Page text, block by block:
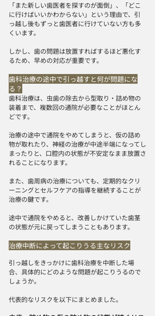
「また新しい歯医者を探すのが面倒」、「どこ
に行けばいいかわからない」という理由で、引
っ越し後もずっと歯医者に行けていない方も多
くいます。
しかし、歯の問題は放置すればするほど悪化す
るため、早めの対応が重要です。
歯科治療の途中で引っ越すと何が問題にな
る？
歯科治療は、虫歯の除去から型取り・詰め物の
装着まで、複数回の通院が必要なことがほとん
どです。
治療の途中で通院をやめてしまうと、仮の詰め
物が取れたり、神経の治療が中途半端になってし
まったりと、口腔内の状態が不安定なまま放置さ
れることになります。
また、歯周病の治療についても、定期的なクリ
ーニングとセルフケアの指導を継続することが
治療の鍵です。
途中で通院をやめると、改善しかけていた歯茎
の状態が元に戻ってしまうこともあります。
治療中断によって起こりうる主なリスク
引っ越しをきっかけに歯科治療を中断した場
合、具体的にどのような問題が起こりうるので
しょうか。
代表的なリスクを以下にまとめました。